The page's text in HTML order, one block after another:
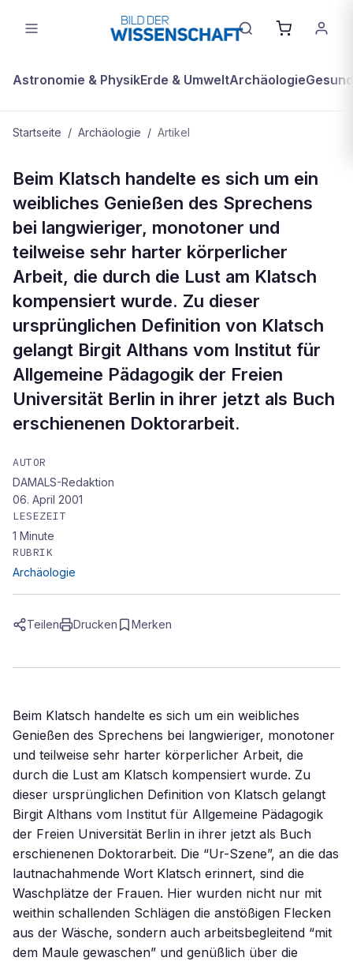
Astronomie & PhysikErde & UmweltArchäologie
Startseite / Archäologie / Artikel
Ursprung der Klatschkultur: Der
Genuss der Frauen am Sprechen bei
der Arbeit
Beim Klatsch handelte es sich um ein
weibliches Genießen des Sprechens
bei langwieriger, monotoner und
teilweise sehr harter körperlicher
Arbeit, die durch die Lust am Klatsch
kompensiert wurde. Zu dieser
ursprünglichen Definition von Klatsch
gelangt Birgit Althans vom Institut für
Allgemeine Pädagogik der Freien
Universität Berlin in ihrer jetzt als Buch
erschienenen Doktorarbeit.
AUTOR
DAMALS-Redaktion
06. April 2001
LESEZEIT
1 Minute
RUBRIK
Archäologie
Teilen Drucken Merken
Beim Klatsch handelte es sich um ein weibliches
Genießen des Sprechens bei langwieriger, monotoner
und teilweise sehr harter körperlicher Arbeit, die
durch die Lust am Klatsch kompensiert wurde. Zu
dieser ursprünglichen Definition von Klatsch gelangt
Birgit Althans vom Institut für Allgemeine Pädagogik
der Freien Universität Berlin in ihrer jetzt als Buch
erschienenen Doktorarbeit. Die “Ur-Szene”, an die das
lautnachahmende Wort Klatsch erinnert, sind die
Waschplätze der Frauen. Hier wurden nicht nur mit
weithin schallenden Schlägen die anstößigen Flecken
aus der Wäsche, sondern auch arbeitsbegleitend “mit
dem Maule gewaschen” und genüßlich über die